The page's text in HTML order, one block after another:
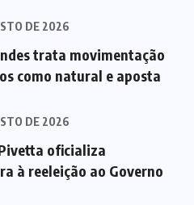
DE 2026
trata movimentação
como natural e aposta
DE 2026
oficializa
à reeleição ao Governo